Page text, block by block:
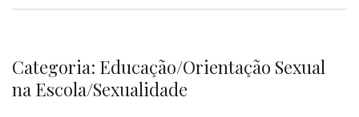
Categoria: Educação/Orientação Sexual
na Escola/Sexualidade